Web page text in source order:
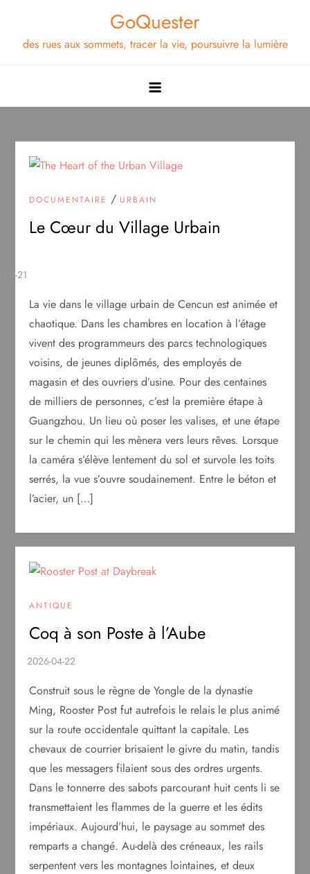
content
GoQuester
des rues aux sommets, tracer la vie, poursuivre la lumière
DOCUMENTAIRE / URBAIN
Le Cœur du Village Urbain
La vie dans le village urbain de Cencun est animée et
chaotique. Dans les chambres en location à l’étage
vivent des programmeurs des parcs technologiques
voisins, de jeunes diplômés, des employés de
magasin et des ouvriers d’usine. Pour des centaines
de milliers de personnes, c’est la première étape à
Guangzhou. Un lieu où poser les valises, et une étape
sur le chemin qui les mènera vers leurs rêves. Lorsque
la caméra s’élève lentement du sol et survole les toits
serrés, la vue s’ouvre soudainement. Entre le béton et
l’acier, un […]
ANTIQUE
Coq à son Poste à l’Aube
Construit sous le règne de Yongle de la dynastie
Ming, Rooster Post fut autrefois le relais le plus animé
sur la route occidentale quittant la capitale. Les
chevaux de courrier brisaient le givre du matin, tandis
que les messagers filaient sous des ordres urgents.
Dans le tonnerre des sabots parcourant huit cents li se
transmettaient les flammes de la guerre et les édits
impériaux. Aujourd’hui, le paysage au sommet des
remparts a changé. Au-delà des créneaux, les rails
serpentent vers les montagnes lointaines, et deux